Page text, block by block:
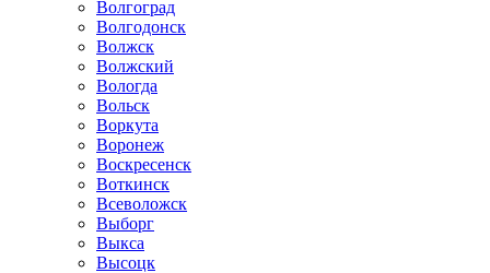
Волгоград
Волгодонск
Волжск
Волжский
Вологда
Вольск
Воркута
Воронеж
Воскресенск
Воткинск
Всеволожск
Выборг
Выкса
Высоцк